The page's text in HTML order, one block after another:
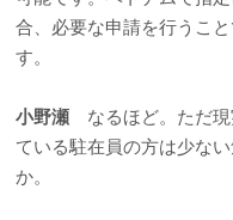
合、必要な申請を行うこ
す。
小野瀬 なるほど。ただ
ている駐在員の方は少な
か。